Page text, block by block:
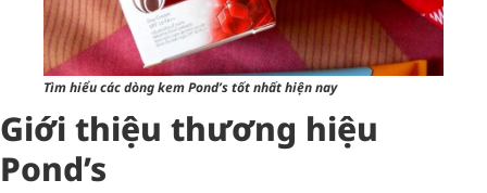
Tìm hiểu các dòng kem Pond’s tốt nhất hiện nay
Giới thiệu thương hiệu
Pond’s